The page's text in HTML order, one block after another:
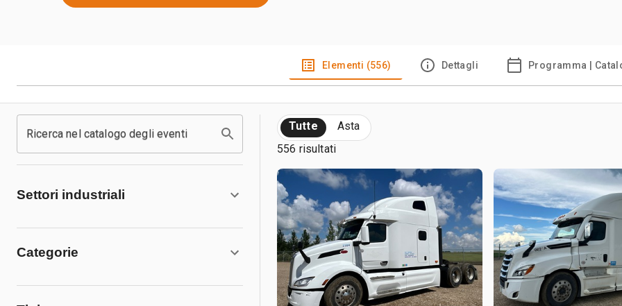
Elementi (556) Dettagli Programma |
Ricerca nel catalogo degli eventi
Settori industriali
Categorie
Tutte
Asta
556 risultati